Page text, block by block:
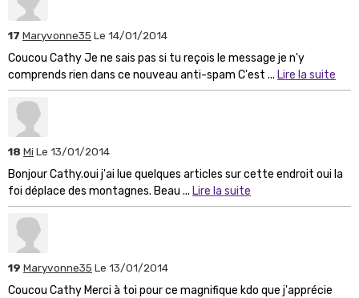
17 Maryvonne35 Le 14/01/2014
Coucou Cathy Je ne sais pas si tu reçois le message je n'y
comprends rien dans ce nouveau anti-spam C'est ... Lire la suite
18 Mi Le 13/01/2014
Bonjour Cathy.oui j'ai lue quelques articles sur cette endroit oui la
foi déplace des montagnes. Beau ... Lire la suite
19 Maryvonne35 Le 13/01/2014
Coucou Cathy Merci à toi pour ce magnifique kdo que j'apprécie